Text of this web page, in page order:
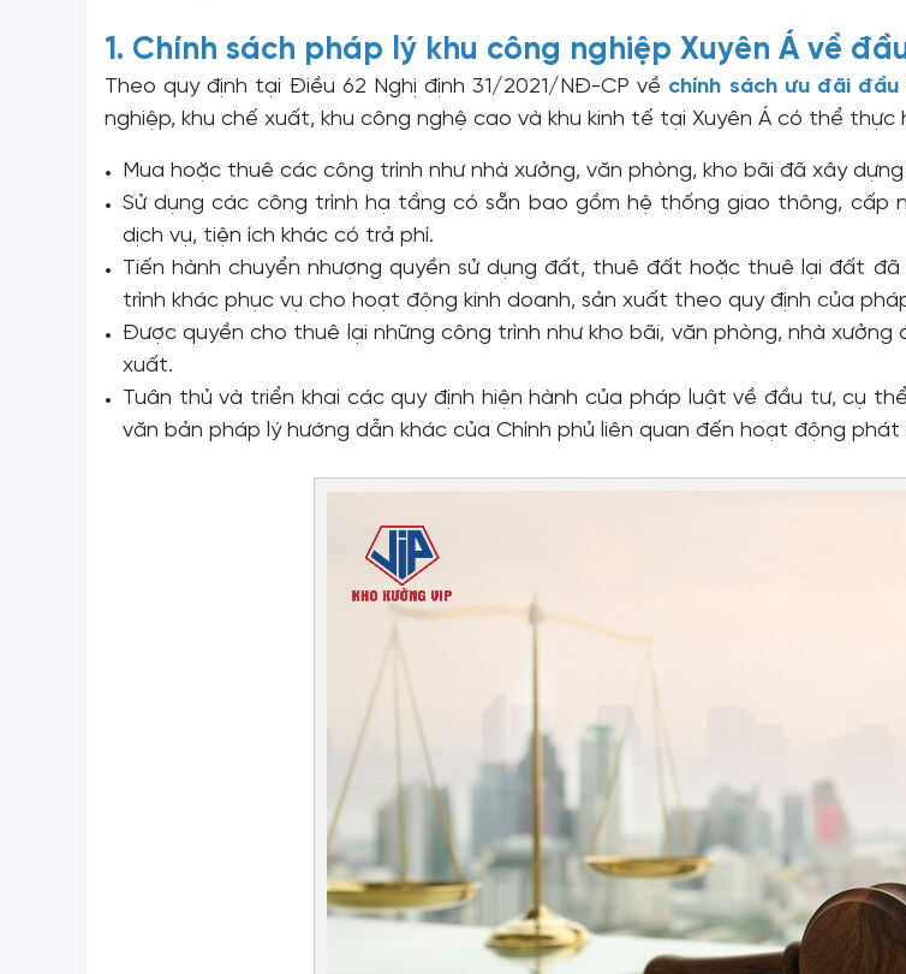
1. Chính sách pháp lý khu công nghiệp Xuyên Á về
Theo quy định tại Điều 62 Nghị định 31/2021/NĐ-CP về chính sách ưu đãi đầu
nghiệp, khu chế xuất, khu công nghệ cao và khu kinh tế tại Xuyên Á có thể
Mua hoặc thuê các công trình như nhà xưởng, văn phòng, kho bãi đã xây
Sử dụng các công trình hạ tầng có sẵn bao gồm hệ thống giao thông, cấp
dịch vụ, tiện ích khác có trả phí.
Tiến hành chuyển nhượng quyền sử dụng đất, thuê đất hoặc thuê lại đất
trình khác phục vụ cho hoạt động kinh doanh, sản xuất theo quy định của
Được quyền cho thuê lại những công trình như kho bãi, văn phòng, nhà
xuất.
Tuân thủ và triển khai các quy định hiện hành của pháp luật về đầu tư, cụ
văn bản pháp lý hướng dẫn khác của Chính phủ liên quan đến hoạt động phát